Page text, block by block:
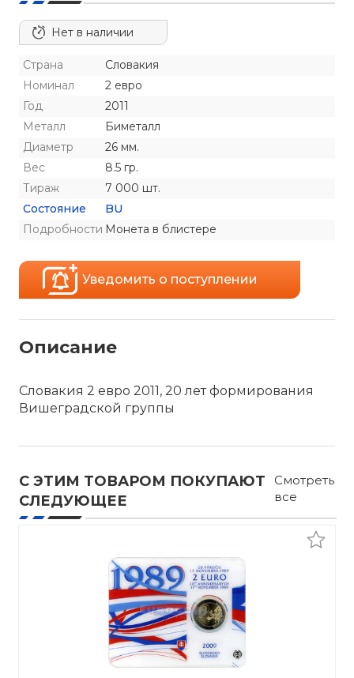
Нет в наличии
Страна
Словакия
Номинал
2 евро
Год
2011
Металл
Биметалл
Диаметр
26 мм.
Вес
8.5 гр.
Тираж
7 000 шт.
Состояние
BU
Подробности Монета в блистере
Уведомить о поступлении
Описание
Словакия 2 евро 2011, 20 лет формирования
Вишеградской группы
С ЭТИМ ТОВАРОМ ПОКУПАЮТ
СЛЕДУЮЩЕЕ
Смотреть
все